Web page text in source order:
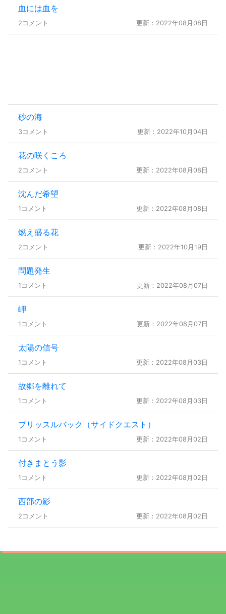
血には血を
2コメント 更新：2022年08月08日
砂の海
3コメント 更新：2022年10月04日
花の咲くころ
2コメント 更新：2022年08月08日
沈んだ希望
1コメント 更新：2022年08月08日
燃え盛る花
2コメント 更新：2022年10月19日
問題発生
1コメント 更新：2022年08月07日
岬
1コメント 更新：2022年08月07日
太陽の信号
1コメント 更新：2022年08月03日
故郷を離れて
1コメント 更新：2022年08月03日
ブリッスルバック（サイドクエスト）
1コメント 更新：2022年08月02日
付きまとう影
1コメント 更新：2022年08月02日
西部の影
2コメント 更新：2022年08月02日